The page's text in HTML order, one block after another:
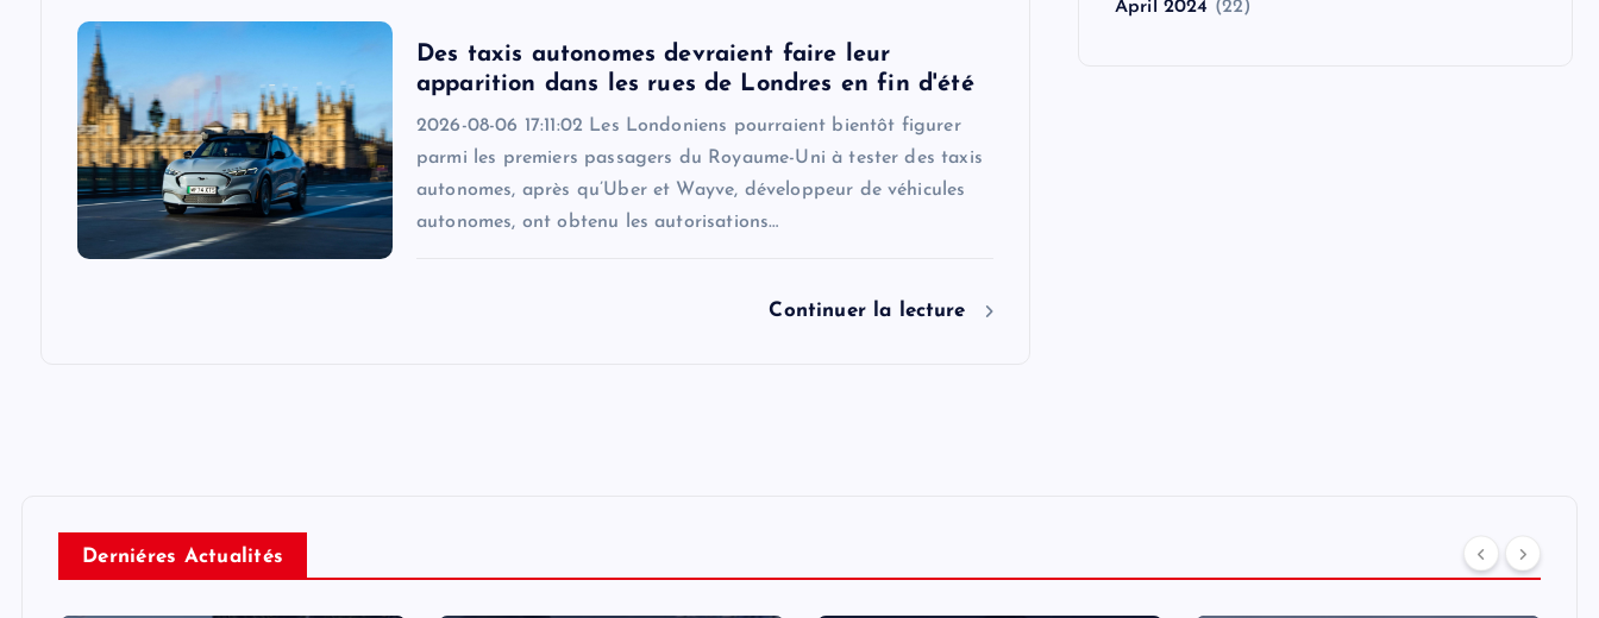
Des taxis autonomes devraient faire leur
apparition dans les rues de Londres en fin d'été
2026-08-06 17:11:02 Les Londoniens pourraient bientôt figurer
parmi les premiers passagers du Royaume-Uni à tester des taxis
autonomes, après qu’Uber et Wayve, développeur de véhicules
autonomes, ont obtenu les autorisations…
Continuer la lecture
April 2024 (22)
Derniéres Actualités